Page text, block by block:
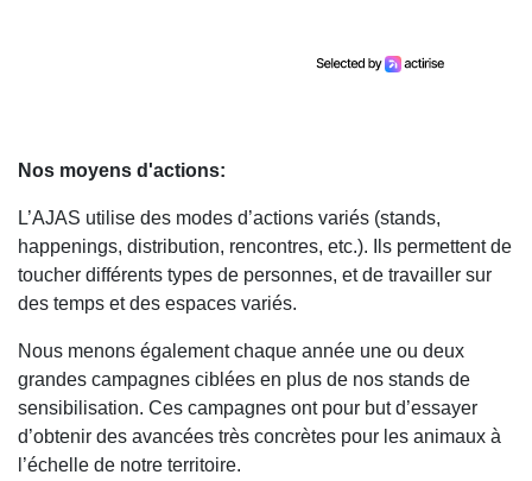
Nos moyens d'actions:
L’AJAS utilise des modes d’actions variés (stands,
happenings, distribution, rencontres, etc.). Ils permettent de
toucher différents types de personnes, et de travailler sur
des temps et des espaces variés.
Nous menons également chaque année une ou deux
grandes campagnes ciblées en plus de nos stands de
sensibilisation. Ces campagnes ont pour but d’essayer
d’obtenir des avancées très concrètes pour les animaux à
l’échelle de notre territoire.